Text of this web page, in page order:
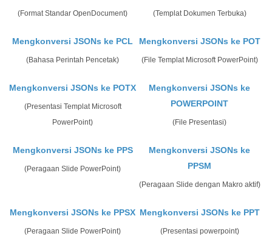
(Format Standar OpenDocument) (Templat Dokumen Terbuka)
Mengkonversi JSONs ke PCL
(Bahasa Perintah Pencetak)
Mengkonversi JSONs ke POT
(File Templat Microsoft PowerPoint)
Mengkonversi JSONs ke POTX
(Presentasi Templat Microsoft
PowerPoint)
Mengkonversi JSONs ke
POWERPOINT
(File Presentasi)
Mengkonversi JSONs ke PPS
(Peragaan Slide PowerPoint)
Mengkonversi JSONs ke
PPSM
(Peragaan Slide dengan Makro aktif)
Mengkonversi JSONs ke PPSX
(Peragaan Slide PowerPoint)
Mengkonversi JSONs ke PPT
(Presentasi powerpoint)